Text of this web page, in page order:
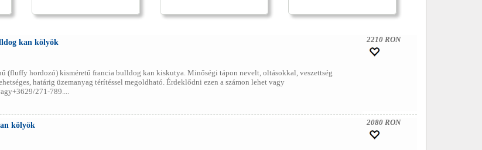
kan kölyök
(fluffy hordozó) kisméretű francia bulldog kan kiskutya. Minőségi tápon nevelt, oltásokkal, veszettség
határig üzemanyag térítéssel megoldható. Érdeklődni ezen a számon lehet vagy
271-789....
2210 RON
kölyök
2080 RON